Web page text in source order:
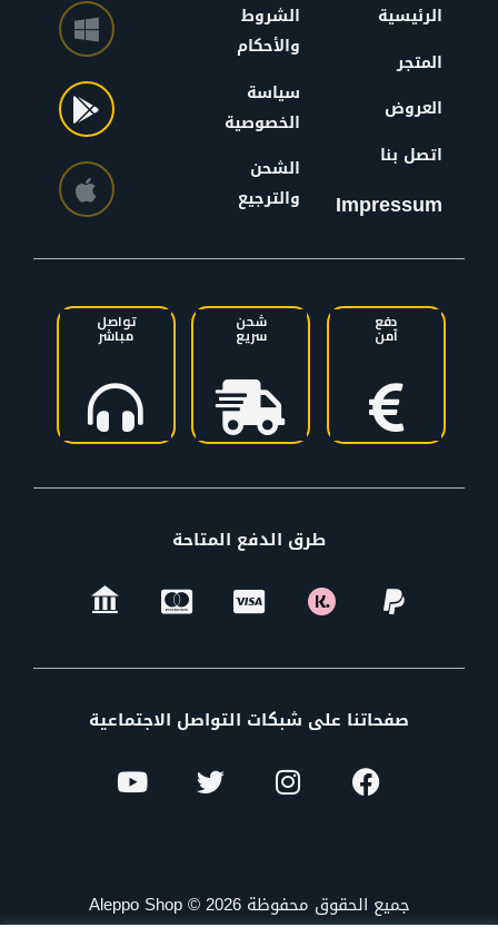
الرئيسية
المتجر
العروض
اتصل بنا
Impressum
الشروط
والأحكام
سياسة
الخصوصية
الشحن
والترجيع
دفع
آمن
شحن
سريع
تواصل
مباشر
طرق الدفع المتاحة
صفحاتنا على شبكات التواصل الاجتماعية
جميع الحقوق محفوظة Aleppo Shop © 2026